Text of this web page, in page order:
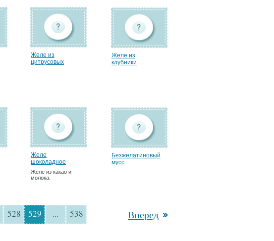
Желе из
цитpусовых
Желе из
клубники
Желе
шоколадное
Желе из какао и
молока.
Безжелатиновый
мусс
528 529 ... 538 Вперед